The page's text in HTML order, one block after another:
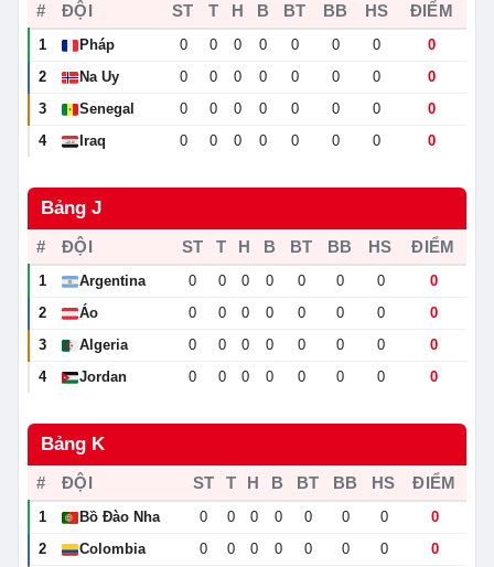
# ĐỘI ST T H B BT BB HS ĐIỂM
1 🇫🇷 Pháp 0 0 0 0 0 0 0
0
2
🇳🇴 Na Uy 0 0 0 0 0 0 0
0
3
🇸🇳Senegal 0 0 0 0 0 0 0
0
4
🇮🇶 Iraq 0 0 0 0 0 0 0 0
Bảng J
# ĐỘI ST T H B BT BB HS ĐIỂM
1 🇦🇷Argentina 0 0 0 0 0 0 0
0
2
🇦🇹Áo 0 0 0 0 0 0 0
0
3
🇩🇿 Algeria 0 0 0 0 0 0 0
0
4
🇯🇴Jordan 0 0 0 0 0 0 0 0
Bảng K
# ĐỘI ST T H B BT BB HS ĐIỂM
1 🇵🇹 Bồ Đào Nha 0 0 0 0 0 0 0
0
2
🇨🇴Colombia 0 0 0 0 0 0 0
0